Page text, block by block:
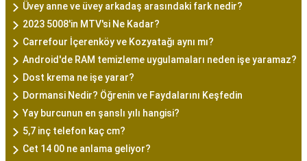
Üvey anne ve üvey arkadaş arasındaki fark nedir?
2023 5008'in MTV'si Ne Kadar?
Carrefour İçerenköy ve Kozyatağı aynı mı?
Android'de RAM temizleme uygulamaları neden işe yaramaz?
Dost krema ne işe yarar?
Dormansi Nedir? Öğrenin ve Faydalarını Keşfedin
Yay burcunun en şanslı yılı hangisi?
5,7 inç telefon kaç cm?
Cet 14 00 ne anlama geliyor?